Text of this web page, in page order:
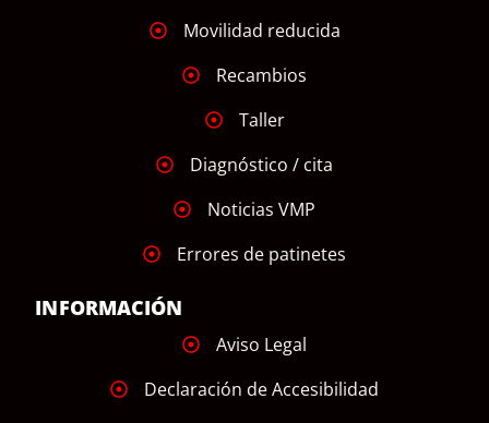
Movilidad reducida
Recambios
Taller
Diagnóstico / cita
Noticias VMP
Errores de patinetes
INFORMACIÓN
Aviso Legal
Declaración de Accesibilidad